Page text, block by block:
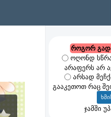
როგორ
ოღონდ
არაფერს არ
არსად
გააკეთოთ რაც
ჯამში